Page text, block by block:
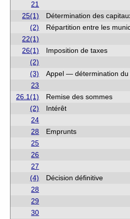
21
25(1)
Détermination des
(2)
Répartition entre les
22(1)
26(1)
Imposition de taxes
(2)
(3)
Appel — détermination du
23
26.1(1)
Remise des sommes
(2)
Intérêt
24
28
Emprunts
25
26
27
(4)
Décision définitive
28
29
30